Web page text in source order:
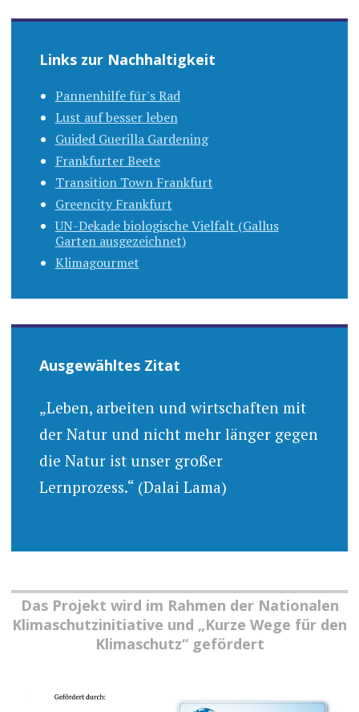
Links zur Nachhaltigkeit
Pannenhilfe für's Rad
Lust auf besser leben
Guided Guerilla Gardening
Frankfurter Beete
Transition Town Frankfurt
Greencity Frankfurt
UN-Dekade biologische Vielfalt (Gallus
Garten ausgezeichnet)
Klimagourmet
Ausgewähltes Zitat
„Leben, arbeiten und wirtschaften mit
der Natur und nicht mehr länger gegen
die Natur ist unser großer
Lernprozess.“ (Dalai Lama)
Das Projekt wird im Rahmen der Nationalen
Klimaschutzinitiative und „Kurze Wege für den
Klimaschutz“ gefördert